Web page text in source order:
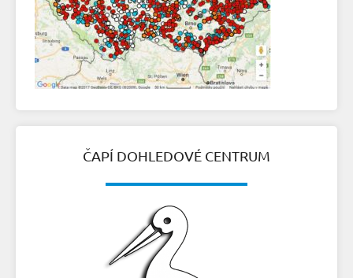
ČAPÍ DOHLEDOVÉ CENTRUM